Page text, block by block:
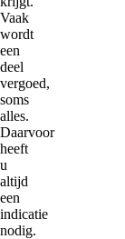
Vaak
wordt
een
deel
vergoed,
soms
alles.
Daarvoor
heeft
u
altijd
een
indicatie
nodig.